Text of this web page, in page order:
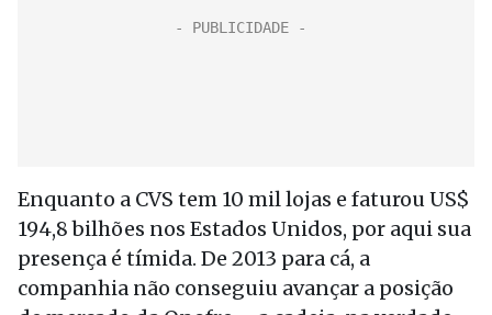
Enquanto a CVS tem 10 mil lojas e faturou US$
194,8 bilhões nos Estados Unidos, por aqui sua
presença é tímida. De 2013 para cá, a
companhia não conseguiu avançar a posição